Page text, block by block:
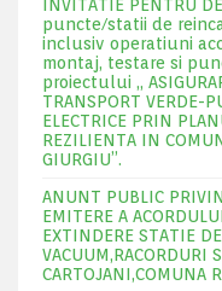
INVITATIE PENTRU
puncte/statii de
inclusiv operatiuni
montaj, testare si
proiectului „
TRANSPORT VERDE-
ELECTRICE PRIN
REZILIENTA IN
GIURGIU”.
ANUNT PUBLIC
EMITERE A
EXTINDERE STATIE
VACUUM,RACORDURI
CARTOJANI,COMUNA